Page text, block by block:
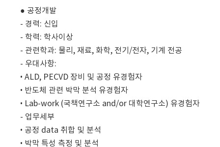
● 공정개발
- 경력: 신입
- 학력: 학사이상
- 관련학과: 물리, 재료, 화학, 전기/전자, 기계 전공
- 우대사항:
• ALD, PECVD 장비 및 공정 유경험자
• 반도체 관련 박막 분석 유경험자
• Lab-work (국책연구소 and/or 대학연구소) 유경험자
- 업무세부
• 공정 data 취합 및 분석
• 박막 특성 측정 및 분석